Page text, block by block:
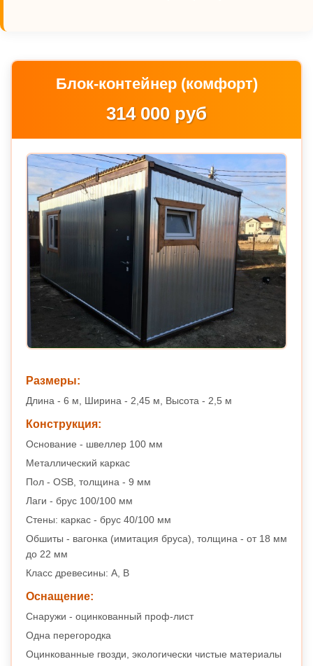
Блок-контейнер (комфорт)
314 000 руб
Размеры:
Длина - 6 м, Ширина - 2,45 м, Высота - 2,5 м
Конструкция:
Основание - швеллер 100 мм
Металлический каркас
Пол - OSB, толщина - 9 мм
Лаги - брус 100/100 мм
Стены: каркас - брус 40/100 мм
Обшиты - вагонка (имитация бруса), толщина - от 18 мм
до 22 мм
Класс древесины: А, B
Оснащение:
Снаружи - оцинкованный проф-лист
Одна перегородка
Оцинкованные гвозди, экологически чистые материалы